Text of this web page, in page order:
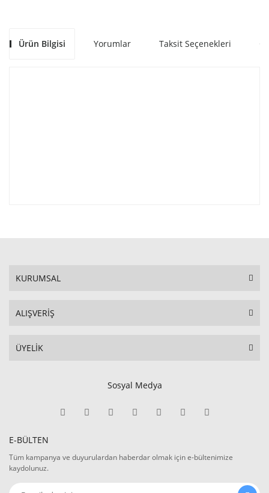
Ürün Bilgisi Yorumlar Taksit Seçenekleri
KURUMSAL
ALIŞVERİŞ
ÜYELİK
Sosyal Medya
E-BÜLTEN
Tüm kampanya ve duyurulardan haberdar olmak için e-bültenimize
kaydolunuz.